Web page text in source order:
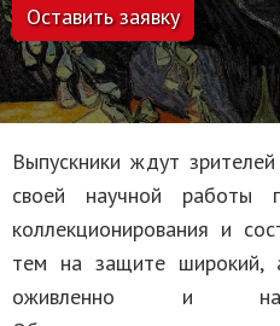
Оставить заявку
Выпускники ждут
своей научной работы
коллекционирования и
тем на защите широкий,
оживленно и